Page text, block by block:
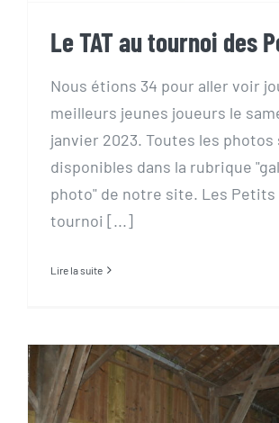
Le TAT au tournoi des
Nous étions 34 pour aller voir
meilleurs jeunes joueurs le
janvier 2023. Toutes les photos
disponibles dans la rubrique
photo" de notre site. Les Petits
tournoi [...]
Lire la suite